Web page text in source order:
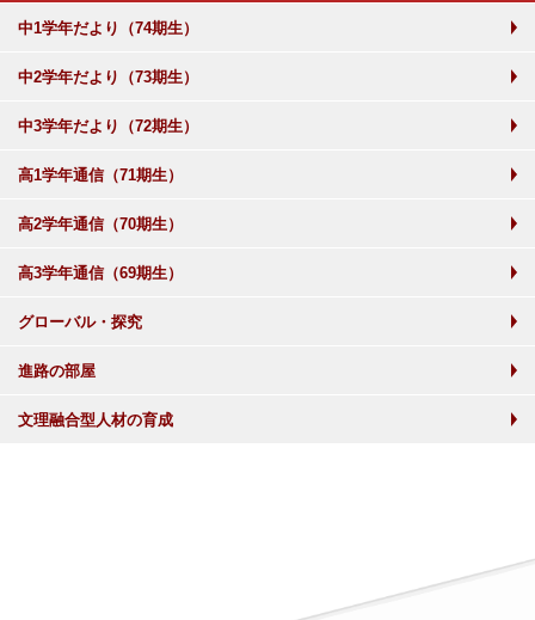
中1学年だより（74期生）
中2学年だより（73期生）
中3学年だより（72期生）
高1学年通信（71期生）
高2学年通信（70期生）
高3学年通信（69期生）
グローバル・探究
進路の部屋
文理融合型人材の育成